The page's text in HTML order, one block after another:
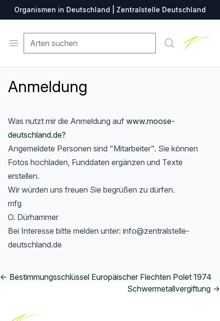
Organismen in Deutschland | Zentralstelle Deutschland
Open menu Suche
Anmeldung
Was nutzt mir die Anmeldung auf www.moose-
deutschland.de?
Angemeldete Personen sind "Mitarbeiter". Sie können
Fotos hochladen, Funddaten ergänzen und Texte
erstellen.
Wir würden uns freuen Sie begrüßen zu dürfen.
mfg
O. Dürhammer
Bei Interesse bitte melden unter: info@zentralstelle-
deutschland.de
← Bestimmungsschlüssel Europäischer Flechten Polet 1974
Schwermetallvergiftung →